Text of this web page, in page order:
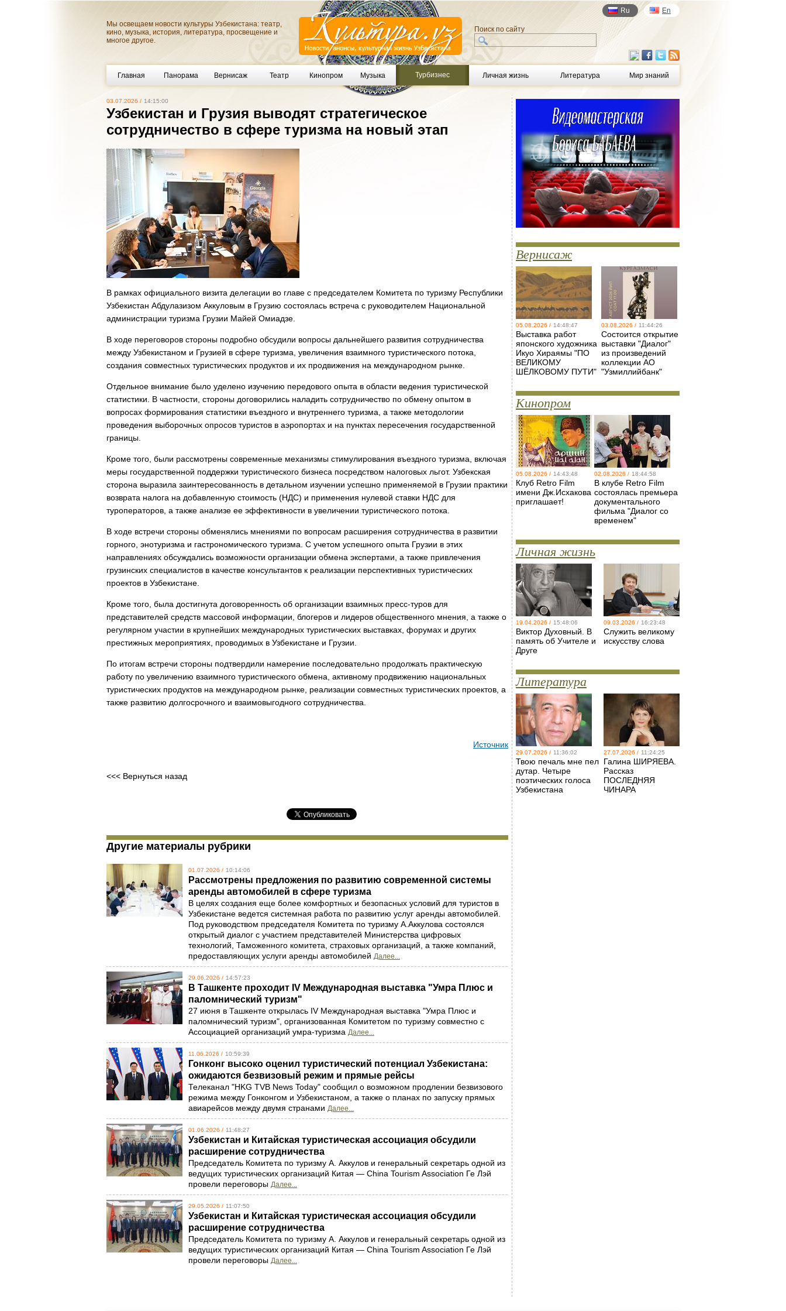
Мы освещаем новости культуры Узбекистана: театр,
кино, музыка, история, литература, просвещение и
многое другое.
Ru En
Поиск по сайту
Главная Панорама Вернисаж Театр Кинопром Музыка Турбизнес Личная жизнь Литература Мир знаний
03.07.2026 / 14:15:00
Узбекистан и Грузия выводят стратегическое
сотрудничество в сфере туризма на новый этап
В рамках официального визита делегации во главе с председателем Комитета по туризму Республики
Узбекистан Абдулазизом Аккуловым в Грузию состоялась встреча с руководителем Национальной
администрации туризма Грузии Майей Омиадзе.
В ходе переговоров стороны подробно обсудили вопросы дальнейшего развития сотрудничества
между Узбекистаном и Грузией в сфере туризма, увеличения взаимного туристического потока,
создания совместных туристических продуктов и их продвижения на международном рынке.
Отдельное внимание было уделено изучению передового опыта в области ведения туристической
статистики. В частности, стороны договорились наладить сотрудничество по обмену опытом в
вопросах формирования статистики въездного и внутреннего туризма, а также методологии
проведения выборочных опросов туристов в аэропортах и на пунктах пересечения государственной
границы.
Кроме того, были рассмотрены современные механизмы стимулирования въездного туризма, включая
меры государственной поддержки туристического бизнеса посредством налоговых льгот. Узбекская
сторона выразила заинтересованность в детальном изучении успешно применяемой в Грузии практики
возврата налога на добавленную стоимость (НДС) и применения нулевой ставки НДС для
туроператоров, а также анализе ее эффективности в увеличении туристического потока.
В ходе встречи стороны обменялись мнениями по вопросам расширения сотрудничества в развитии
горного, энотуризма и гастрономического туризма. С учетом успешного опыта Грузии в этих
направлениях обсуждались возможности организации обмена экспертами, а также привлечения
грузинских специалистов в качестве консультантов к реализации перспективных туристических
проектов в Узбекистане.
Кроме того, была достигнута договоренность об организации взаимных пресс-туров для
представителей средств массовой информации, блогеров и лидеров общественного мнения, а также о
регулярном участии в крупнейших международных туристических выставках, форумах и других
престижных мероприятиях, проводимых в Узбекистане и Грузии.
По итогам встречи стороны подтвердили намерение последовательно продолжать практическую
работу по увеличению взаимного туристического обмена, активному продвижению национальных
туристических продуктов на международном рынке, реализации совместных туристических проектов, а
также развитию долгосрочного и взаимовыгодного сотрудничества.
Источник
<<< Вернуться назад
Другие материалы рубрики
01.07.2026 / 10:14:06
Рассмотрены предложения по развитию современной системы
аренды автомобилей в сфере туризма
В целях создания еще более комфортных и безопасных условий для туристов в
Узбекистане ведется системная работа по развитию услуг аренды автомобилей.
Под руководством председателя Комитета по туризму А.Аккулова состоялся
открытый диалог с участием представителей Министерства цифровых
технологий, Таможенного комитета, страховых организаций, а также компаний,
предоставляющих услуги аренды автомобилей Далее...
29.06.2026 / 14:57:23
В Ташкенте проходит IV Международная выставка "Умра Плюс и
паломнический туризм"
27 июня в Ташкенте открылась IV Международная выставка "Умра Плюс и
паломнический туризм", организованная Комитетом по туризму совместно с
Ассоциацией организаций умра-туризма Далее...
11.06.2026 / 10:59:39
Гонконг высоко оценил туристический потенциал Узбекистана:
ожидаются безвизовый режим и прямые рейсы
Телеканал "HKG TVB News Today" сообщил о возможном продлении безвизового
режима между Гонконгом и Узбекистаном, а также о планах по запуску прямых
авиарейсов между двумя странами Далее...
01.06.2026 / 11:48:27
Узбекистан и Китайская туристическая ассоциация обсудили
расширение сотрудничества
Председатель Комитета по туризму А. Аккулов и генеральный секретарь одной из
ведущих туристических организаций Китая — China Tourism Association Ге Лэй
провели переговоры Далее...
29.05.2026 / 11:07:50
Узбекистан и Китайская туристическая ассоциация обсудили
расширение сотрудничества
Председатель Комитета по туризму А. Аккулов и генеральный секретарь одной из
ведущих туристических организаций Китая — China Tourism Association Ге Лэй
провели переговоры Далее...
Вернисаж
05.08.2026 / 14:48:47
Выставка работ
японского художника
Икуо Хираямы "ПО
ВЕЛИКОМУ
ШЁЛКОВОМУ ПУТИ"
03.08.2026 / 11:44:26
Состоится открытие
выставки "Диалог"
из произведений
коллекции АО
"Узмиллийбанк"
Кинопром
05.08.2026 / 14:43:48
Клуб Retro Film
имени Дж.Исхакова
приглашает!
02.08.2026 / 18:44:58
В клубе Retro Film
состоялась премьера
документального
фильма "Диалог со
временем"
Личная жизнь
19.04.2026 / 15:48:06
Виктор Духовный. В
память об Учителе и
Друге
09.03.2026 / 16:23:48
Служить великому
искусству слова
Литература
29.07.2026 / 11:36:02
Твою печаль мне пел
дутар. Четыре
поэтических голоса
Узбекистана
27.07.2026 / 11:24:25
Галина ШИРЯЕВА.
Рассказ
ПОСЛЕДНЯЯ
ЧИНАРА